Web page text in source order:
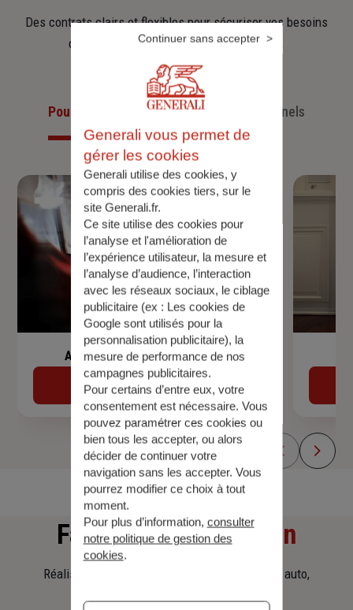
Des contrats clairs et flexibles pour sécuriser vos besoins
d’aujourd’hui et anticiper ceux de demain.
Pour les particuliersPour les professionnels
Assurance de prêt immobilier
Découvrir
Faitesune simulation
Réalisez une simulation tarifaire d'assurance, auto,
Generali vous permet de
gérer les cookies
Generali utilise des cookies, y
compris des cookies tiers, sur le
site Generali.fr.
Ce site utilise des cookies pour
l’analyse et l'amélioration de
l’expérience utilisateur, la mesure et
l’analyse d’audience, l’interaction
avec les réseaux sociaux, le ciblage
publicitaire (ex : Les cookies de
Google sont utilisés pour la
personnalisation publicitaire), la
mesure de performance de nos
campagnes publicitaires.
Pour certains d’entre eux, votre
consentement est nécessaire. Vous
pouvez paramétrer ces cookies ou
bien tous les accepter, ou alors
décider de continuer votre
navigation sans les accepter. Vous
pourrez modifier ce choix à tout
moment.
Pour plus d’information, consulter
notre politique de gestion des
cookies.
Continuer sans accepter